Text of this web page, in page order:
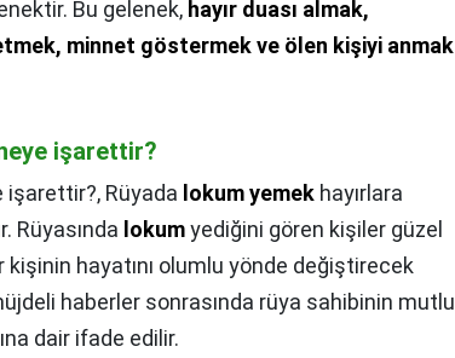
Bu gelenek, hayır duası almak,
minnet göstermek ve ölen kişiyi anmak
işarettir?
işarettir?, Rüyada lokum yemek hayırlara
Rüyasında lokumyediğini gören kişiler güzel
kişinin hayatını olumlu yönde değiştirecek
haberler sonrasında rüya sahibinin mutlu
dair ifade edilir.